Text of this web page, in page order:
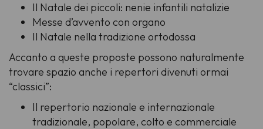
Il Natale dei piccoli: nenie infantili natalizie
Messe d’avvento con organo
Il Natale nella tradizione ortodossa
Accanto a queste proposte possono naturalmente
trovare spazio anche i repertori divenuti ormai
“classici”:
Il repertorio nazionale e internazionale
tradizionale, popolare, colto e commerciale